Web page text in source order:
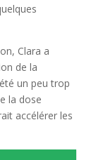
Clara a
de la
un peu trop
la dose
accélérer les